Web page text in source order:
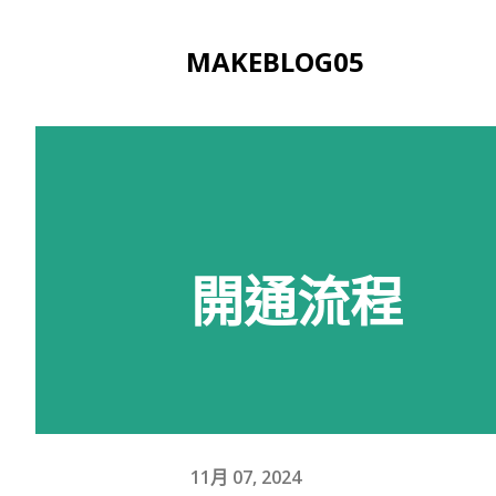
MAKEBLOG05
開通流程
11月 07, 2024